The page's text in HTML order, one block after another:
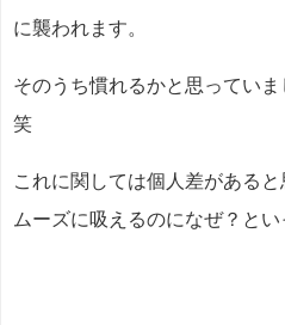
に襲われます。
そのうち慣れるかと思ってい
笑
これに関しては個人差がある
ムーズに吸えるのになぜ？とい